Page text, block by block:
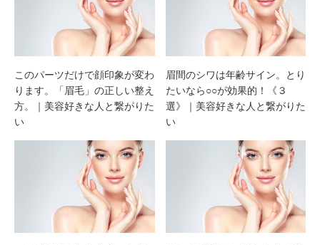
このパーツだけで顔印象が変わ
ります。「眉毛」の正しい整え
方。｜美容好きな人と繋がりた
い
眉間のシワは年齢サイン。とり
たいなら○○が効果的！《３
選》｜美容好きな人と繋がりた
い